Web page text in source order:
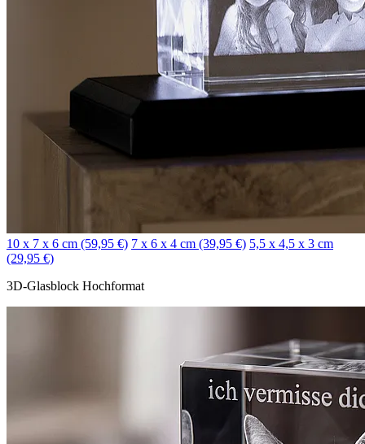
10 x 7 x 6 cm (59,95 €) 7 x 6 x 4 cm (39,95 €) 5,5 x 4,5 x 3 cm
(29,95 €)
3D-Glasblock Hochformat